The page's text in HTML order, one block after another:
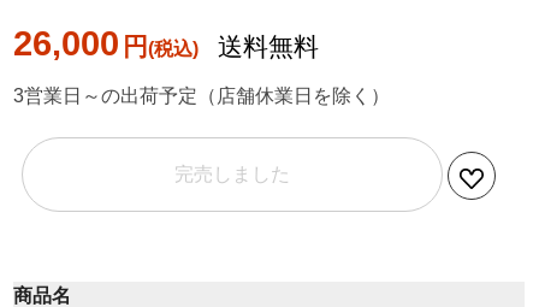
26,000 円 送料無料
3営業日～の出荷予定（店舗休業日を除く）
完売しました
商品名